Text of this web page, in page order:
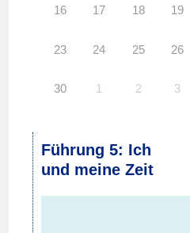
16 17 18 19
23 24 25 26
30 1 2 3
Führung 5: Ich
und meine Zeit